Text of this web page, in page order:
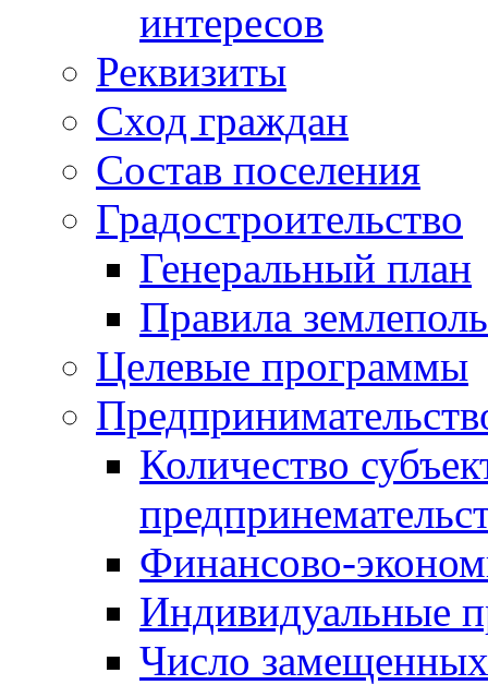
интересов
Реквизиты
Сход граждан
Состав поселения
Градостроительство
Генеральный план
Правила
Целевые программы
Количество
Финансово-
Индивидуальные
Число